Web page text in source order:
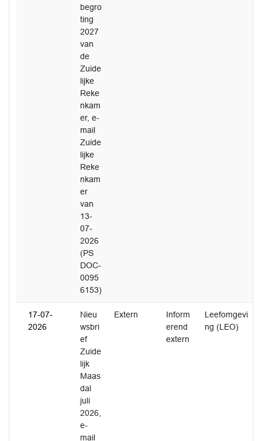
begro
ting
2027
van
de
Zuide
lijke
Reke
nkam
er, e-
mail
Zuide
lijke
Reke
nkam
er
van
13-
07-
2026
(PS
DOC-
0095
6153)
17-07-
2026
Nieu
wsbri
ef
Zuide
lijk
Maas
dal
juli
2026,
e-
mail
Extern
Inform
erend
extern
Leefomgevi
ng (LEO)